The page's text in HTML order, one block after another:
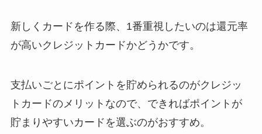
新しくカードを作る際、1番重視したいのは還元率
が高いクレジットカードかどうかです。
支払いごとにポイントを貯められるのがクレジッ
トカードのメリットなので、できればポイントが
貯まりやすいカードを選ぶのがおすすめ。